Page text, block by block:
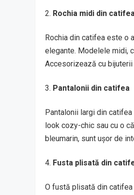
Rochia midi din
Rochia din catifea este o
elegante. Modelele midi,
Accesorizează cu
Pantalonii din catifea
Pantalonii largi din
look cozy-chic sau cu o
bleumarin, sunt ușor de
Fusta plisată din
O fustă plisată din